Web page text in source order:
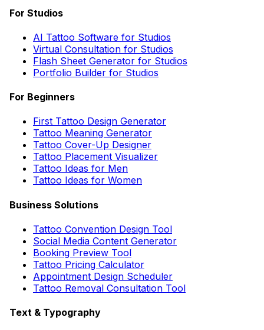
For Studios
AI Tattoo Software for Studios
Virtual Consultation for Studios
Flash Sheet Generator for Studios
Portfolio Builder for Studios
For Beginners
First Tattoo Design Generator
Tattoo Meaning Generator
Tattoo Cover-Up Designer
Tattoo Placement Visualizer
Tattoo Ideas for Men
Tattoo Ideas for Women
Business Solutions
Tattoo Convention Design Tool
Social Media Content Generator
Booking Preview Tool
Tattoo Pricing Calculator
Appointment Design Scheduler
Tattoo Removal Consultation Tool
Text & Typography